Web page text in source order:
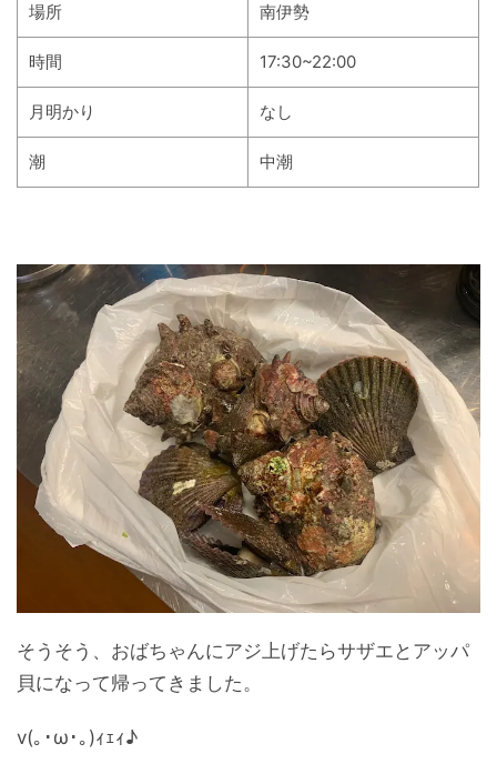
場所 南伊勢
時間 17:30~22:00
月明かり なし
潮 中潮
そうそう、おばちゃんにアジ上げたらサザエとアッパ
貝になって帰ってきました。
v(｡･ω･｡)ｨｪｨ♪